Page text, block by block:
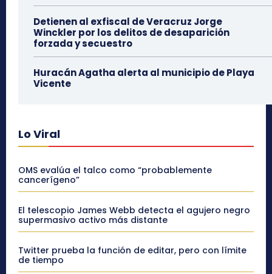
Detienen al exfiscal de Veracruz Jorge
Winckler por los delitos de desaparición
forzada y secuestro
Huracán Agatha alerta al municipio de Playa
Vicente
Lo Viral
OMS evalúa el talco como “probablemente
cancerígeno”
El telescopio James Webb detecta el agujero negro
supermasivo activo más distante
Twitter prueba la función de editar, pero con límite
de tiempo